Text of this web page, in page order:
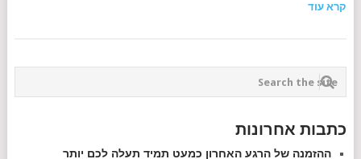
קרא עוד
כתבות אחרונות
ההזמנה של הרגע האחרון כמעט תמיד תעלה לכם יותר